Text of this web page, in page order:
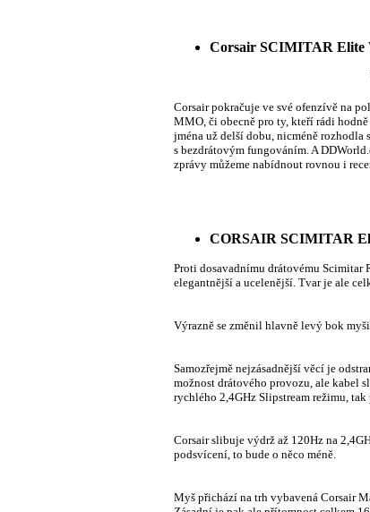
Corsair SCIMITAR Elite
bezdrátové
Corsair pokračuje ve své ofenzívě na
MMO, či obecně pro ty, kteří rádi
jména už delší dobu, nicméně rozhodla
s bezdrátovým fungováním. A
zprávy můžeme nabídnout rovnou i
CORSAIR SCIMITAR
Proti dosavadnímu drátovému Scimitar
elegantnější a ucelenější. Tvar je ale
Výrazně se změnil hlavně levý bok
Samozřejmě nejzásadnější věcí je
možnost drátového provozu, ale kabel
rychlého 2,4GHz Slipstream režimu,
Corsair slibuje výdrž až 120Hz na
podsvícení, to bude o něco méně.
Myš přichází na trh vybavená Corsair